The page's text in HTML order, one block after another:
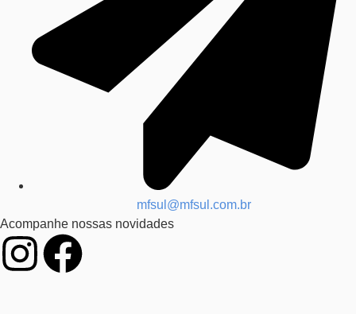
mfsul@mfsul.com.br
Acompanhe nossas novidades